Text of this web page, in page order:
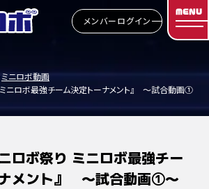
メンバーログイン
MENU
ミニロボ動画
ニロボ最強チーム決定トーナメント』 ～試合動画①
ロボ祭り ミニロボ最強チー
メント』 ～試合動画①～